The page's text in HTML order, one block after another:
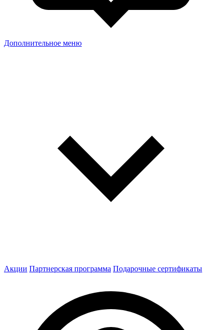
Дополнительное меню
Акции Партнерская программа Подарочные сертификаты